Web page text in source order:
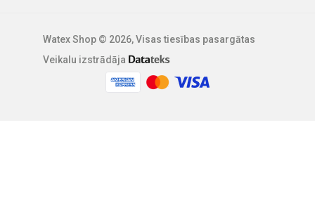
Watex Shop © 2026, Visas tiesības pasargātas
Veikalu izstrādāja